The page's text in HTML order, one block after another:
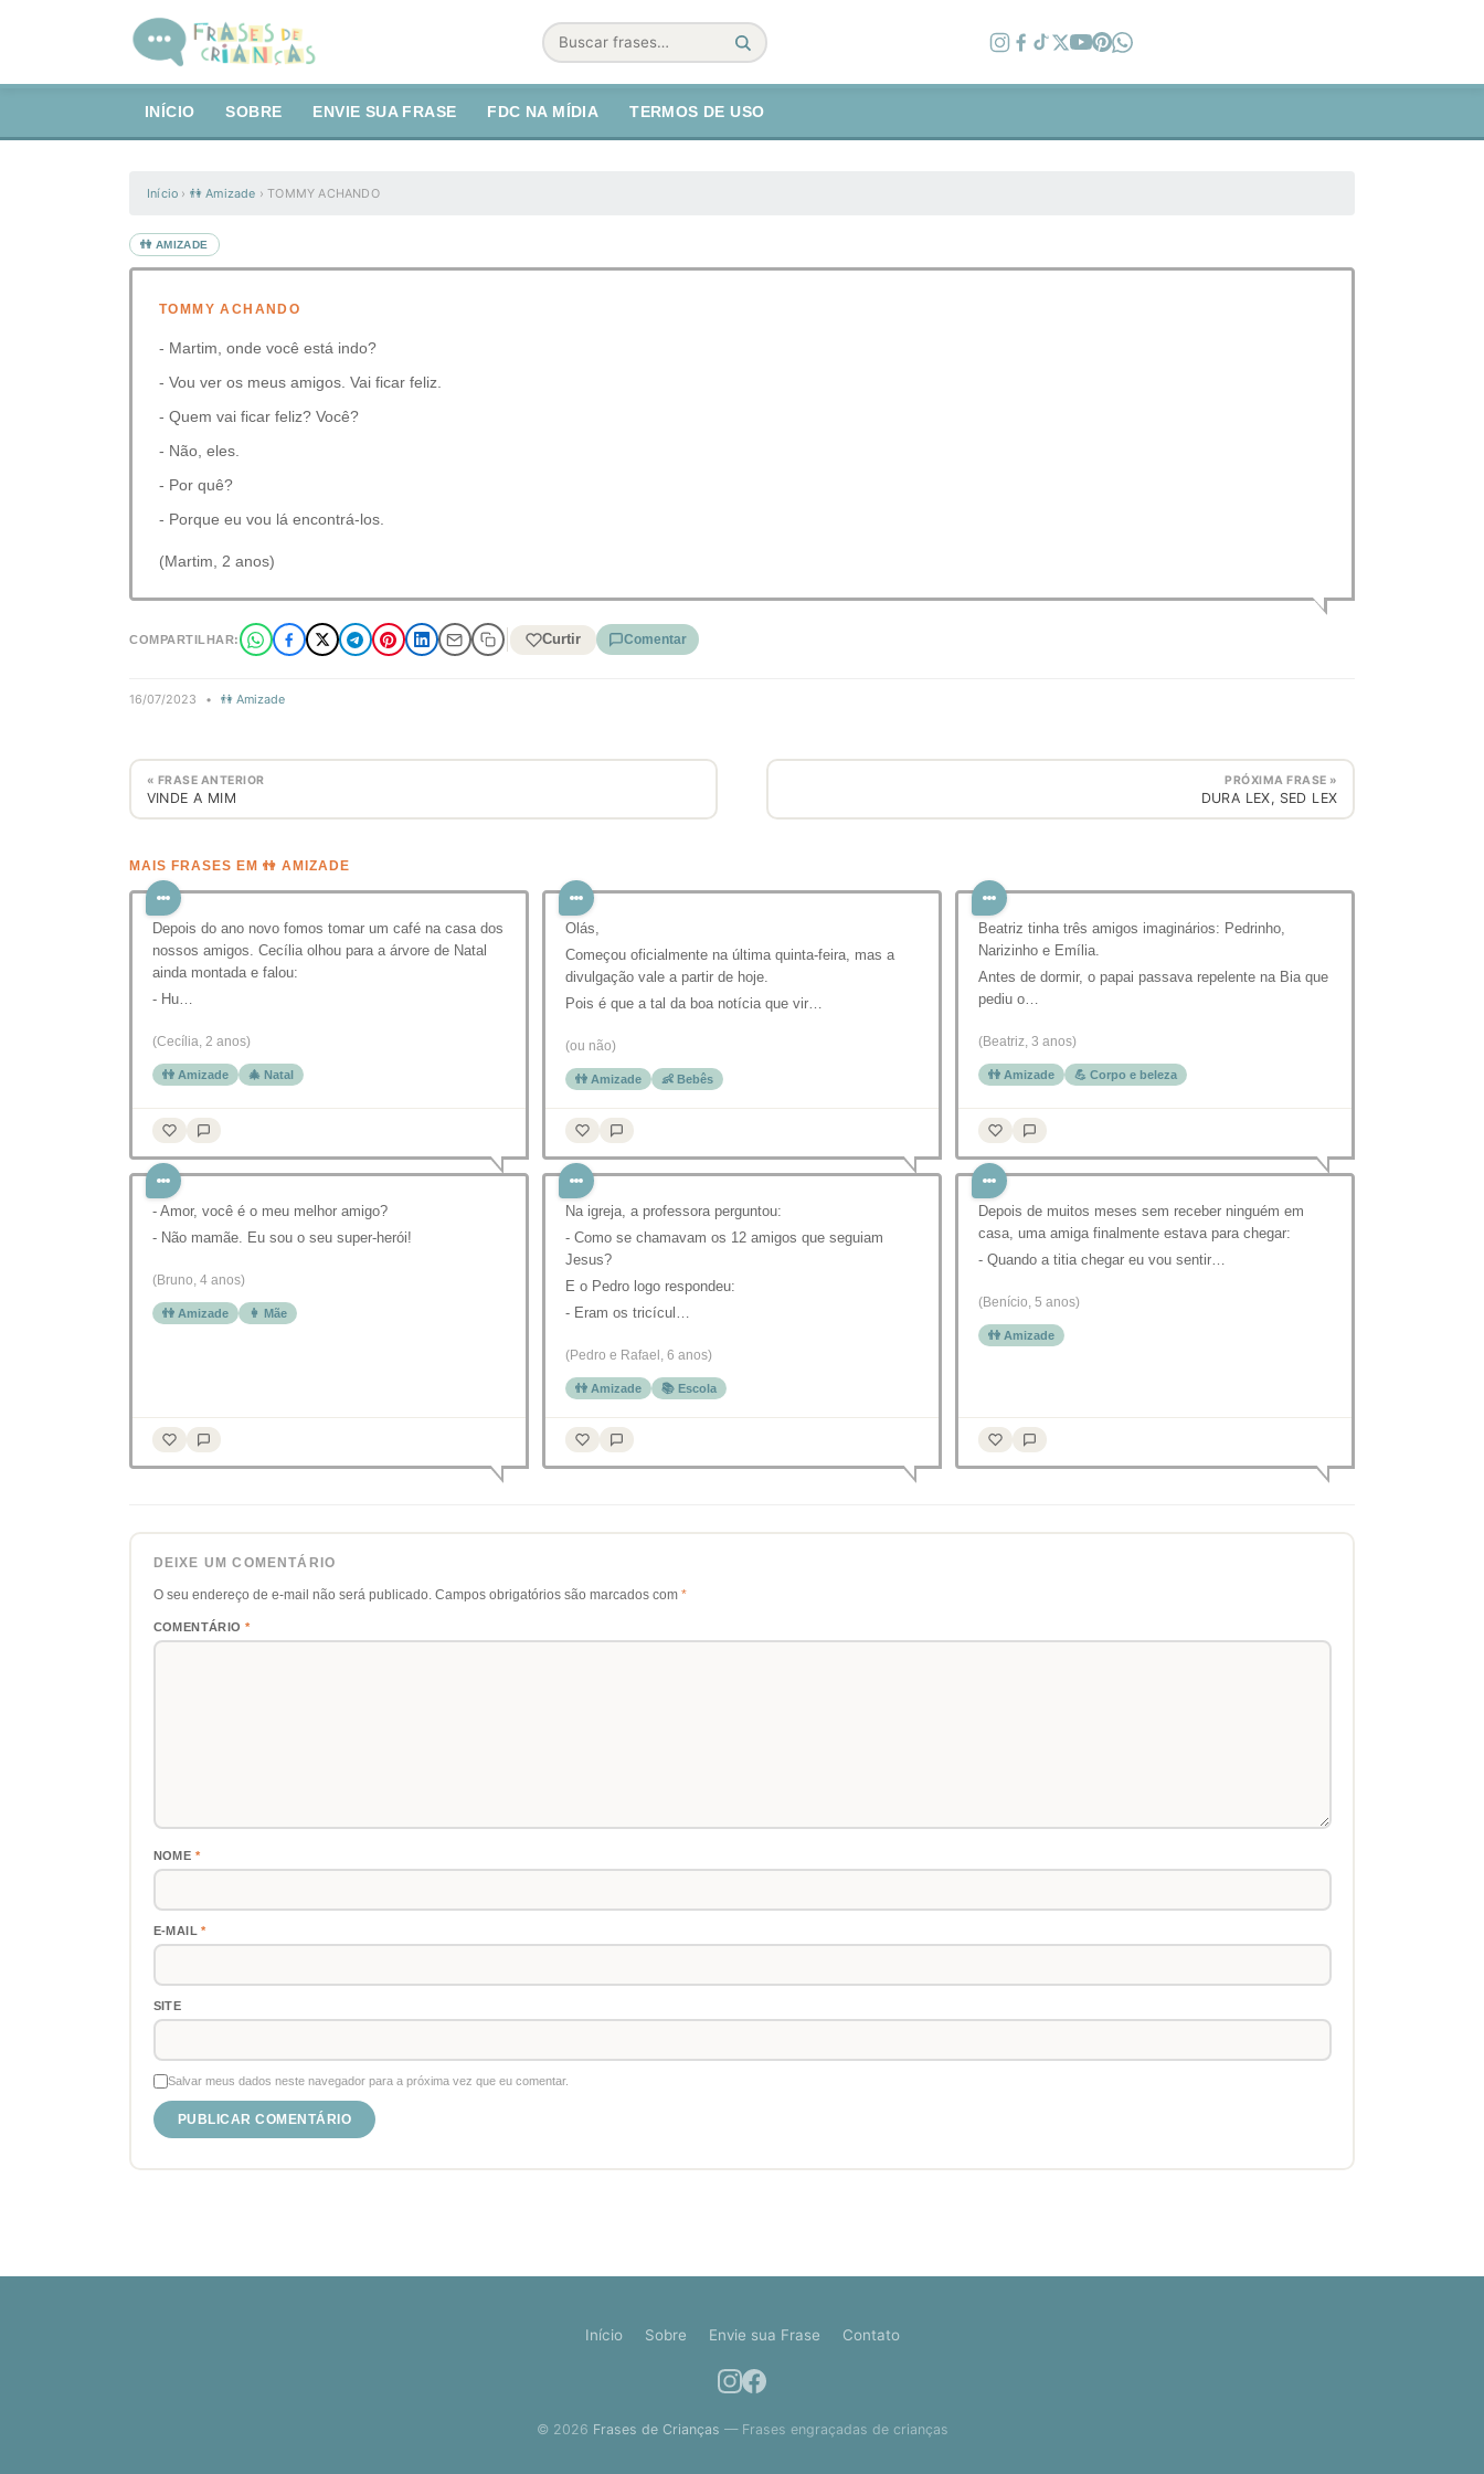
Buscar
INÍCIO SOBRE ENVIE SUA FRASE FDC NA MÍDIA TERMOS DE USO
Início › 👫 Amizade ›TOMMY ACHANDO
👫 AMIZADE
TOMMY ACHANDO
- Martim, onde você está indo?
- Vou ver os meus amigos. Vai ficar feliz.
- Quem vai ficar feliz? Você?
- Não, eles.
- Por quê?
- Porque eu vou lá encontrá-los.
(Martim, 2 anos)
COMPARTILHAR: Curtir Comentar
16/07/2023 • 👫 Amizade
« FRASE ANTERIOR
VINDE A MIM
PRÓXIMA FRASE »
DURA LEX, SED LEX
MAIS FRASES EM 👫 AMIZADE
Depois do ano novo fomos tomar um café na casa dos
nossos amigos. Cecília olhou para a árvore de Natal
ainda montada e falou:
- Hu…
(Cecília, 2 anos)
👫 Amizade 🎄 Natal
Olás,
Começou oficialmente na última quinta-feira, mas a
divulgação vale a partir de hoje.
Pois é que a tal da boa notícia que vir…
(ou não)
👫 Amizade 👶 Bebês
Beatriz tinha três amigos imaginários: Pedrinho,
Narizinho e Emília.
Antes de dormir, o papai passava repelente na Bia que
pediu o…
(Beatriz, 3 anos)
👫 Amizade 💪 Corpo e beleza
- Amor, você é o meu melhor amigo?
- Não mamãe. Eu sou o seu super-herói!
(Bruno, 4 anos)
👫 Amizade 👩 Mãe
Na igreja, a professora perguntou:
- Como se chamavam os 12 amigos que seguiam
Jesus?
E o Pedro logo respondeu:
- Eram os tricícul…
(Pedro e Rafael, 6 anos)
👫 Amizade 📚 Escola
Depois de muitos meses sem receber ninguém em
casa, uma amiga finalmente estava para chegar:
- Quando a titia chegar eu vou sentir…
(Benício, 5 anos)
👫 Amizade
DEIXE UM COMENTÁRIO
O seu endereço de e-mail não será publicado. Campos obrigatórios são marcados com *
COMENTÁRIO *
NOME *
E-MAIL*
SITE
Salvar meus dados neste navegador para a próxima vez que eu comentar.
Início Sobre Envie sua Frase Contato
© 2026 Frases de Crianças — Frases engraçadas de crianças